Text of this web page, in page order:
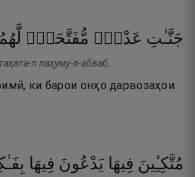
جَنَّـٰتِ عَدْنٍۢ مُّفَتَّحَةًۭ
л лаҳуму-л-абваб.
ки барои онҳо дарвозаҳои
مُتَّكِـِٔينَ فِيهَا يَدْعُونَ فِيهَا